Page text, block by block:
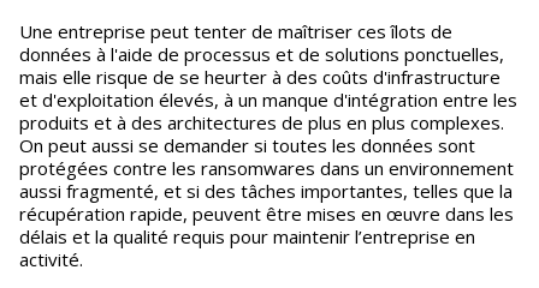
Une entreprise peut tenter de maîtriser ces îlots de
données à l'aide de processus et de solutions ponctuelles,
mais elle risque de se heurter à des coûts d'infrastructure
et d'exploitation élevés, à un manque d'intégration entre les
produits et à des architectures de plus en plus complexes.
On peut aussi se demander si toutes les données sont
protégées contre les ransomwares dans un environnement
aussi fragmenté, et si des tâches importantes, telles que la
récupération rapide, peuvent être mises en œuvre dans les
délais et la qualité requis pour maintenir l’entreprise en
activité.